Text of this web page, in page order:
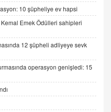
Yüzüne Vurulan Şamar:
10 şüpheliye ev hapsi
Kemal Emek Ödülleri sahipleri
12 şüpheli adliyeye sevk
operasyon genişledi: 15